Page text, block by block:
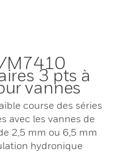
M7410
3 pts à
vannes
course des séries
avec les vannes de
2,5 mm ou 6,5 mm
hydronique